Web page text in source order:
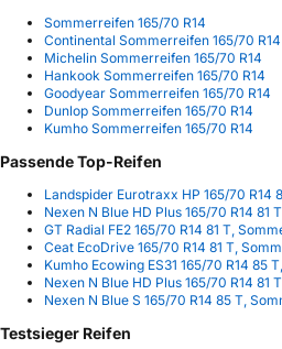
Sommerreifen 165/70 R14
Continental Sommerreifen 165/70 R14
Michelin Sommerreifen 165/70 R14
Hankook Sommerreifen 165/70 R14
Goodyear Sommerreifen 165/70 R14
Dunlop Sommerreifen 165/70 R14
Kumho Sommerreifen 165/70 R14
Passende Top-Reifen
Landspider Eurotraxx HP 165/70 R14
Nexen N Blue HD Plus 165/70 R14 81
GT Radial FE2 165/70 R14 81 T,
Ceat EcoDrive 165/70 R14 81 T,
Kumho Ecowing ES31 165/70 R14 85
Nexen N Blue HD Plus 165/70 R14 81
Nexen N Blue S 165/70 R14 85 T,
Testsieger Reifen